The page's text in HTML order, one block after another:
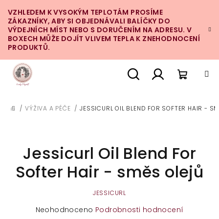
na
obsah
VZHLEDEM K VYSOKÝM TEPLOTÁM PROSÍME
ZÁKAZNÍKY, ABY SI OBJEDNÁVALI BALÍČKY DO
VÝDEJNÍCH MÍST NEBO S DORUČENÍM NA ADRESU. V
BOXECH MŮŽE DOJÍT VLIVEM TEPLA K ZNEHODNOCENÍ
PRODUKTŮ.
DOMŮ
/ VÝŽIVA A PÉČE / JESSICURL OIL BLEND FOR SOFTER HAIR -
Jessicurl Oil Blend For
Softer Hair - směs olejů
JESSICURL
Průměrné
Neohodnoceno Podrobnosti hodnocení